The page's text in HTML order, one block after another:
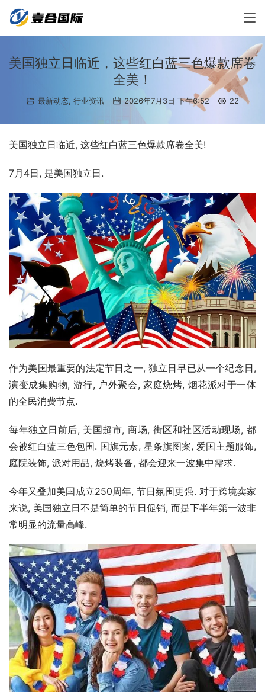
美国独立日临近，这些红白蓝三色爆款席卷
全美！
最新动态, 行业资讯 2026年7月3日 下午6:52 22
美国独立日临近, 这些红白蓝三色爆款席卷全美!
7月4日, 是美国独立日.
作为美国最重要的法定节日之一, 独立日早已从一个纪念日,
演变成集购物, 游行, 户外聚会, 家庭烧烤, 烟花派对于一体
的全民消费节点.
每年独立日前后, 美国超市, 商场, 街区和社区活动现场, 都
会被红白蓝三色包围. 国旗元素, 星条旗图案, 爱国主题服饰,
庭院装饰, 派对用品, 烧烤装备, 都会迎来一波集中需求.
今年又叠加美国成立250周年, 节日氛围更强. 对于跨境卖家
来说, 美国独立日不是简单的节日促销, 而是下半年第一波非
常明显的流量高峰.